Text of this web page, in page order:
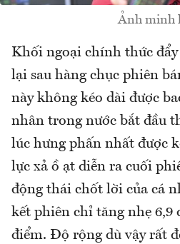
Ảnh minh
Khối ngoại chính thức
lại sau hàng chục phiên
này không kéo dài được
nhân trong nước bắt đầu
lúc hưng phấn nhất được
lực xả ồ ạt diễn ra cuối
động thái chốt lời của cá
kết phiên chỉ tăng nhẹ 6,9
điểm. Độ rộng dù vậy rất